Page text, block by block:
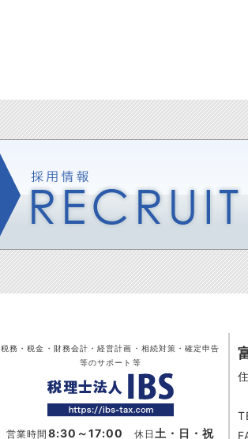
税務・税金・財務会計・経営計画・相続対策・確定申告
等のサポート等
営業時間 8:30～17:00 休日 土・日・祝